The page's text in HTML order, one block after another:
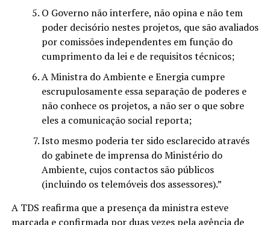
O Governo não interfere, não opina e não tem
poder decisório nestes projetos, que são avaliados
por comissões independentes em função do
cumprimento da lei e de requisitos técnicos;
A Ministra do Ambiente e Energia cumpre
escrupulosamente essa separação de poderes e
não conhece os projetos, a não ser o que sobre
eles a comunicação social reporta;
Isto mesmo poderia ter sido esclarecido através
do gabinete de imprensa do Ministério do
Ambiente, cujos contactos são públicos
(incluindo os telemóveis dos assessores).”
A TDS reafirma que a presença da ministra esteve
marcada e confirmada por duas vezes pela agência de